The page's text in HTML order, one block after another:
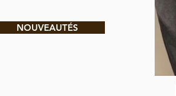
NOUVEAUTÉS